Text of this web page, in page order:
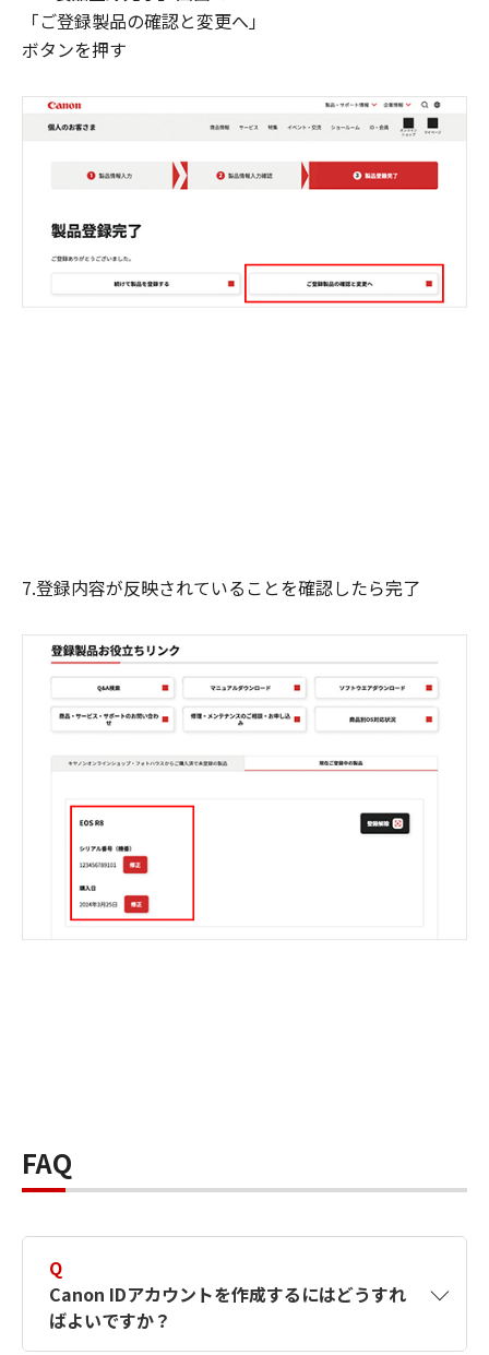
「ご登録製品の確認と変更へ」
ボタンを押す
7.登録内容が反映されていることを確認したら完了
FAQ
Q
Canon IDアカウントを作成するにはどうすれ
ばよいですか？